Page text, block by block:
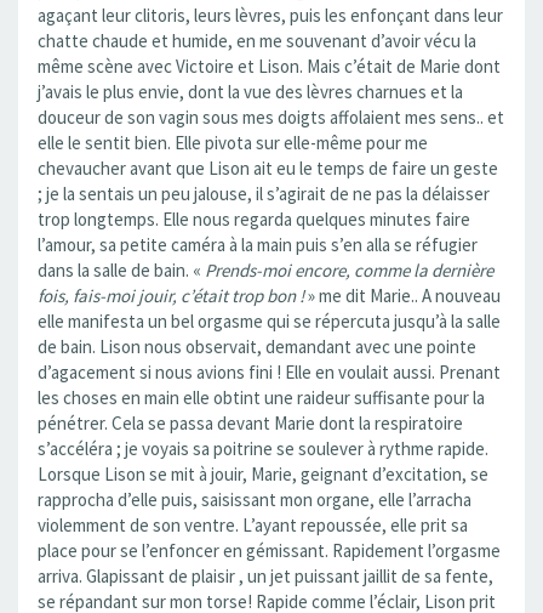
agaçant leur clitoris, leurs lèvres, puis les enfonçant dans leur
chatte chaude et humide, en me souvenant d’avoir vécu la
même scène avec Victoire et Lison. Mais c’était de Marie dont
j’avais le plus envie, dont la vue des lèvres charnues et la
douceur de son vagin sous mes doigts affolaient mes sens.. et
elle le sentit bien. Elle pivota sur elle-même pour me
chevaucher avant que Lison ait eu le temps de faire un geste
; je la sentais un peu jalouse, il s’agirait de ne pas la délaisser
trop longtemps. Elle nous regarda quelques minutes faire
l’amour, sa petite caméra à la main puis s’en alla se réfugier
dans la salle de bain. « Prends-moi encore, comme la dernière
fois, fais-moi jouir, c’était trop bon !» me dit Marie.. A nouveau
elle manifesta un bel orgasme qui se répercuta jusqu’à la salle
de bain. Lison nous observait, demandant avec une pointe
d’agacement si nous avions fini ! Elle en voulait aussi. Prenant
les choses en main elle obtint une raideur suffisante pour la
pénétrer. Cela se passa devant Marie dont la respiratoire
s’accéléra ; je voyais sa poitrine se soulever à rythme rapide.
Lorsque Lison se mit à jouir, Marie, geignant d’excitation, se
rapprocha d’elle puis, saisissant mon organe, elle l’arracha
violemment de son ventre. L’ayant repoussée, elle prit sa
place pour se l’enfoncer en gémissant. Rapidement l’orgasme
arriva. Glapissant de plaisir , un jet puissant jaillit de sa fente,
se répandant sur mon torse! Rapide comme l’éclair, Lison prit